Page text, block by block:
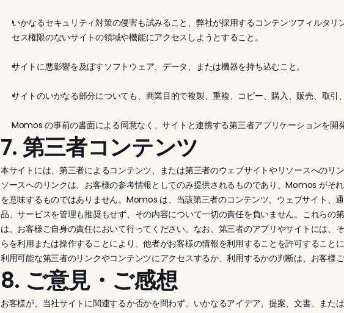
いかなるセキュリティ対策の侵害も試みること、弊社が採用するコンテンツフィルタ
セス権限のないサイトの領域や機能にアクセスしようとすること。
サイトに悪影響を及ぼすソフトウェア、データ、または機器を持ち込むこと。
サイトのいかなる部分についても、商業目的で複製、重複、コピー、購入、販売、取引
Momos の事前の書面による同意なく、サイトと連携する第三者アプリケーションを開
7. 第三者コンテンツ
本サイトには、第三者によるコンテンツ、または第三者のウェブサイトやリソースへのリ
ソースへのリンクは、お客様の参考情報としてのみ提供されるものであり、Momos がそ
を意味するものではありません。Momos は、当該第三者のコンテンツ、ウェブサイト、
品、サービスを管理も推奨もせず、その内容について一切の責任を負いません。これらの
は、お客様ご自身の責任において行ってください。なお、第三者のアプリやサイトには、
らを利用または操作することにより、他者がお客様の情報を利用することを許可すること
利用可能な第三者のリンクやコンテンツにアクセスするか、利用するかの判断は、お客様
8. ご意見・ご感想
お客様が、当社サイトに関連するか否かを問わず、いかなるアイデア、提案、文書、また